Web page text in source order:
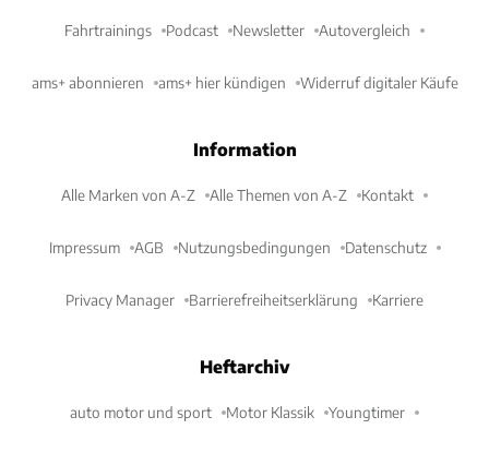
Fahrtrainings Podcast Newsletter Autovergleich
ams+ abonnieren ams+ hier kündigen Widerruf digitaler Käufe
Information
Alle Marken von A-Z Alle Themen von A-Z Kontakt
Impressum AGB Nutzungsbedingungen Datenschutz
Privacy Manager Barrierefreiheitserklärung Karriere
Heftarchiv
auto motor und sport Motor Klassik Youngtimer